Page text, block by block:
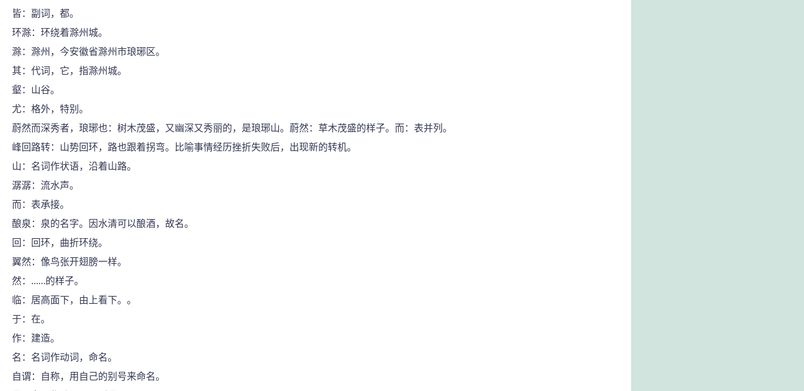
皆：副词，都。
环滁：环绕着滁州城。
滁：滁州，今安徽省滁州市琅琊区。
其：代词，它，指滁州城。
壑：山谷。
尤：格外，特别。
蔚然而深秀者，琅琊也：树木茂盛，又幽深又秀丽的，是琅琊山。蔚然：草木茂盛的样子。而：表并列。
峰回路转：山势回环，路也跟着拐弯。比喻事情经历挫折失败后，出现新的转机。
山：名词作状语，沿着山路。
潺潺：流水声。
而：表承接。
酿泉：泉的名字。因水清可以酿酒，故名。
回：回环，曲折环绕。
翼然：像鸟张开翅膀一样。
然：......的样子。
临：居高面下，由上看下。。
于：在。
作：建造。
名：名词作动词，命名。
自谓：自称，用自己的别号来命名。